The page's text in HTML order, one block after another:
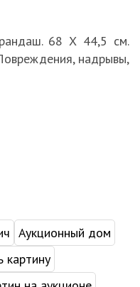
68 Х 44,5 см.
надрывы,
Аукционный дом
картину